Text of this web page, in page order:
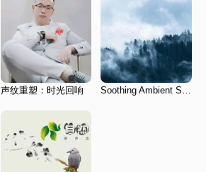
声纹重塑：时光回响